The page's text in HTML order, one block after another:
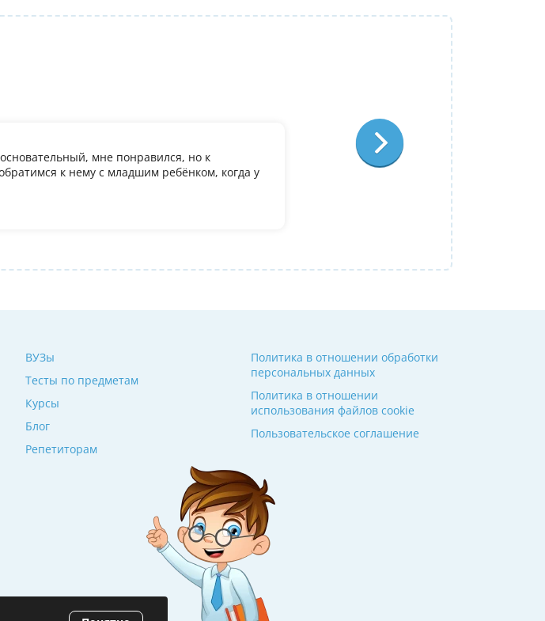
мне понравился, но к
к нему с младшим ребёнком, когда у
Ольга Александровна
У дочери есть желание поступить в it
олимпиадеого уровня 7 и 8 класс за
9. Искали посильнее преподавателя
Ольгой Александровне! Спасибо!
ВУЗы
Тесты по предметам
Курсы
Блог
Репетиторам
Политика в отношении обработки
персональных данных
Политика в отношении
использования файлов cookie
Пользовательское соглашение